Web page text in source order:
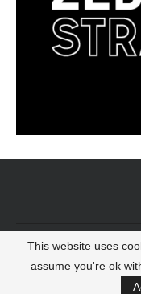
© 2022 -
This website uses
assume you're ok